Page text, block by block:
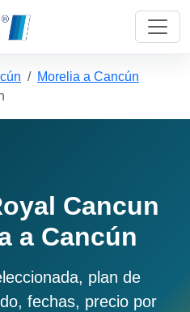
Morelia a Cancún
Cancun
a Cancún
plan de
fechas, precio por